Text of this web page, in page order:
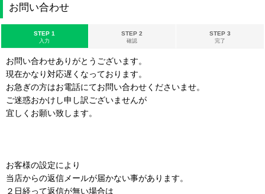
お問い合わせ
STEP 1
入力
STEP 2
確認
STEP 3
完了
お問い合わせありがとうございます。
現在かなり対応遅くなっております。
お急ぎの方はお電話にてお問い合わせくださいませ。
ご迷惑おかけし申し訳ございませんが
宜しくお願い致します。
お客様の設定により
当店からの返信メールが届かない事があります。
２日経って返信が無い場合は